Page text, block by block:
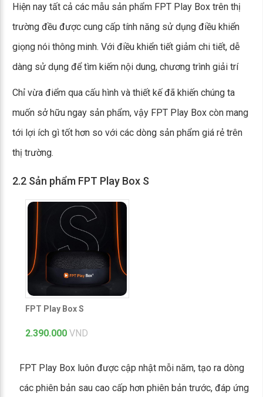
Hiện nay tất cả các mẫu sản phẩm FPT Play Box trên thị
trường đều được cung cấp tính năng sử dụng điều khiển
giọng nói thông minh. Với điều khiển tiết giảm chi tiết, dễ
dàng sử dụng để tìm kiếm nội dung, chương trình giải trí
Chỉ vừa điểm qua cấu hình và thiết kế đã khiến chúng ta
muốn sở hữu ngay sản phẩm, vậy FPT Play Box còn mang
tới lợi ích gì tốt hơn so với các dòng sản phẩm giá rẻ trên
thị trường.
2.2 Sản phẩm FPT Play Box S
FPT Play Box S
2.390.000 VND
FPT Play Box luôn được cập nhật mỗi năm, tạo ra dòng
các phiên bản sau cao cấp hơn phiên bản trước, đáp ứng